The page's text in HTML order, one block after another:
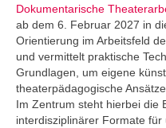
Dokumentarische
ab dem 6. Februar 2027 in
Orientierung im Arbeitsfeld
und vermittelt praktische
Grundlagen, um eigene
theaterpädagogische
Im Zentrum steht hierbei die
interdisziplinärer Formate für